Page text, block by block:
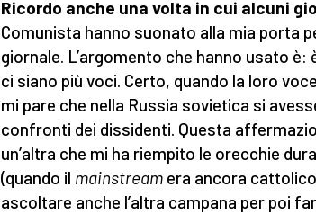
Ricordo anche una volta in cui alcuni
Comunista hanno suonato alla mia porta
giornale. L’argomento che hanno usato è:
ci siano più voci. Certo, quando la loro
mi pare che nella Russia sovietica si
confronti dei dissidenti. Questa
un’altra che mi ha riempito le orecchie
(quando il mainstream era ancora
ascoltare anche l’altra campana per poi